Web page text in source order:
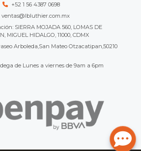
+52 1 56 4387 0698
ventas@lbluthier.com.mx
SIERRA MOJADA 560, LOMAS DE
MIGUEL HIDALGO, 11000, CDMX
Arboleda,San Mateo Otzacatipan,50210
de Lunes a viernes de 9am a 6pm